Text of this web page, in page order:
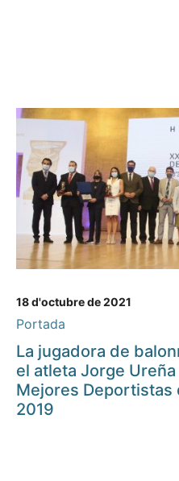
18 d'octubre de 2021
Portada
La jugadora de
el atleta Jorge
Mejores Deportistas
2019